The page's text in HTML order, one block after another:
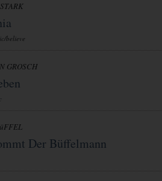
believe
GROSCH
Der Büffelmann